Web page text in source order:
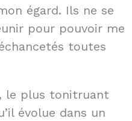
égard. Ils ne se
pour pouvoir me
toutes
le plus tonitruant
évolue dans un